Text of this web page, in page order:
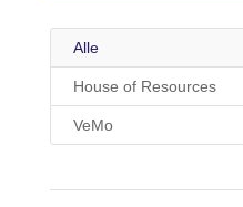
Alle
House of Resources
VeMo